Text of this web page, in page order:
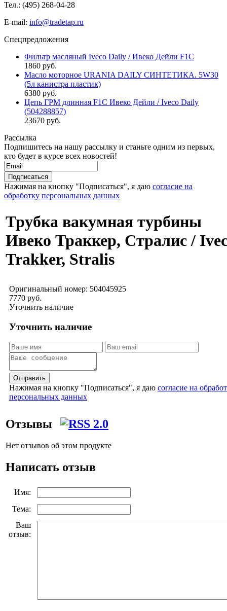
Тел.: (495) 268-04-28
E-mail: info@tradetap.ru
Спецпредложения
Фильтр масляный Iveco Daily / Ивеко Дейли F1C
1860 руб.
Масло моторное URANIA DAILY СИНТЕТИКА. 5W30
(5л канистра пластик)
6380 руб.
Цепь ГРМ длинная F1C Ивеко Дейли / Iveco Daily
(504288857)
23670 руб.
Рассылка
Подпишитесь на нашу рассылку и станьте одним из первых,
кто будет в курсе всех новостей!
Нажимая на кнопку "Подписаться", я даю согласие на
обработку персональных данных
Трубка вакумная турбины
Ивеко Траккер, Стралис /
Trakker, Stralis
Оригинальный номер: 504045925
7770 руб.
Уточнить наличие
Уточнить наличие
Отправить
Нажимая на кнопку "Подписаться", я даю согласие на
персональных данных
Отзывы
Нет отзывов об этом продукте
Написать отзыв
Имя:
Тема:
Ваш
отзыв: